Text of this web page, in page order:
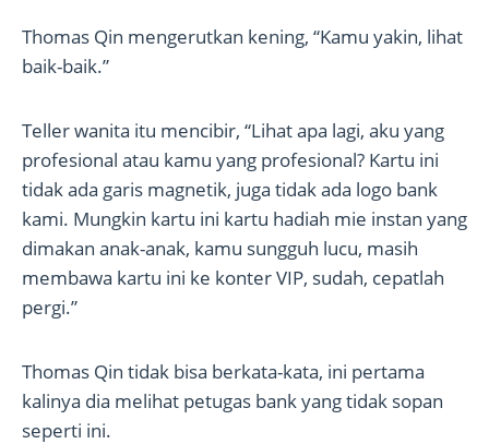
Thomas Qin mengerutkan kening, “Kamu yakin, lihat
baik-baik.”
Teller wanita itu mencibir, “Lihat apa lagi, aku yang
profesional atau kamu yang profesional? Kartu ini
tidak ada garis magnetik, juga tidak ada logo bank
kami. Mungkin kartu ini kartu hadiah mie instan yang
dimakan anak-anak, kamu sungguh lucu, masih
membawa kartu ini ke konter VIP, sudah, cepatlah
pergi.”
Thomas Qin tidak bisa berkata-kata, ini pertama
kalinya dia melihat petugas bank yang tidak sopan
seperti ini.